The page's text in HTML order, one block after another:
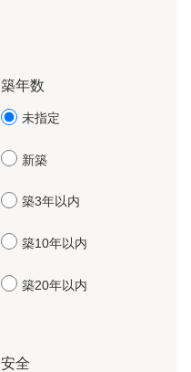
築年数
未指定
新築
築3年以内
築10年以内
築20年以内
安全